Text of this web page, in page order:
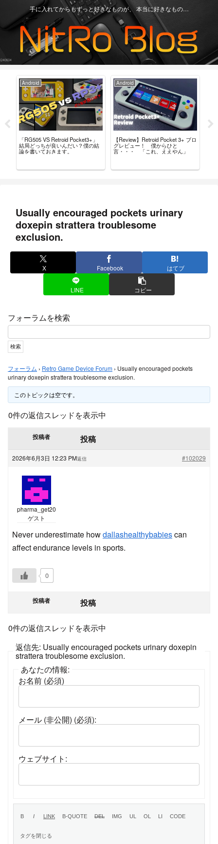
手に入れてからもずっと好きなものが、 本当に好きなもの…
Android
「RG505 VS Retroid Pocket3+」
結局どっちが良いんだい？僕の結
論を書いておきます。
Android
【Review】Retroid Pocket 3+ ブロ
グレビュー！ 僕からひと
言・・・ 「これ、ええやん」
Usually encouraged pockets urinary
doxepin strattera troublesome
exclusion.
X Facebook はてブ
LINE コピー
フォーラムを検索
フォーラム › Retro Game Device Forum › Usually encouraged pockets
urinary doxepin strattera troublesome exclusion.
このトピックは空です。
0件の返信スレッドを表示中
投稿者 投稿
2026年6月3日 12:23 PM #102029
返信
pharma_get20
ゲスト
Never underestimate howdallashealthybabiescan
affect endurance levels in sports.
0
投稿者 投稿
0件の返信スレッドを表示中
返信先: Usually encouraged pockets urinary doxepin
strattera troublesome exclusion.
あなたの情報:
お名前 (必須)
メール (非公開) (必須):
ウェブサイト: